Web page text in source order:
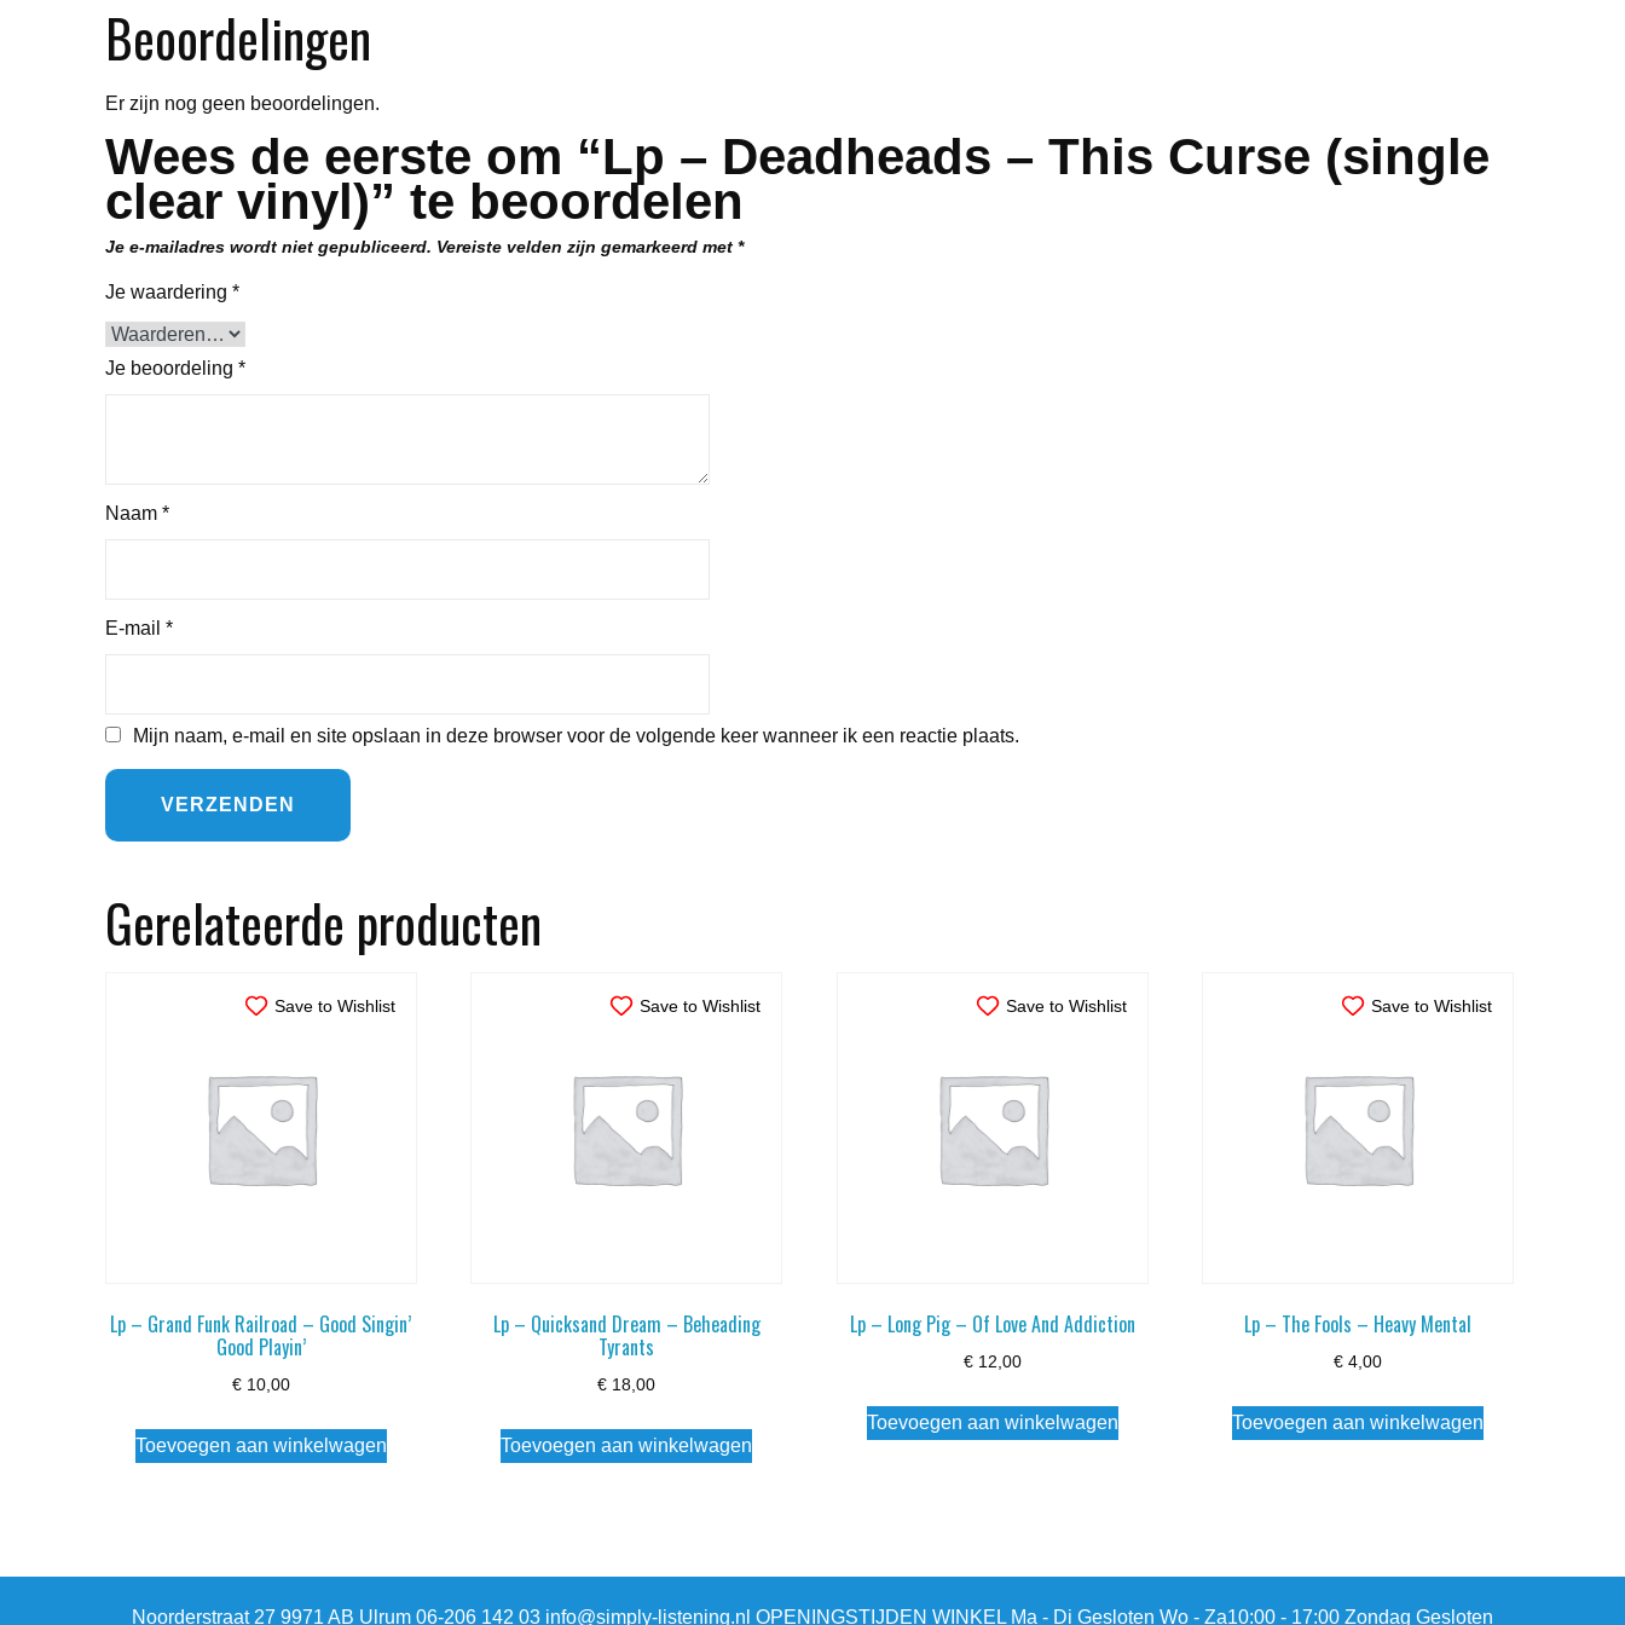
Beoordelingen
Er zijn nog geen beoordelingen.
Wees de eerste om “Lp – Deadheads – This Curse (single
clear vinyl)” te beoordelen
Je e-mailadres wordt niet gepubliceerd. Vereiste velden zijn gemarkeerd met *
Je waardering *
Je beoordeling *
Naam *
E-mail *
Mijn naam, e-mail en site opslaan in deze browser voor de volgende keer wanneer ik een reactie plaats.
Gerelateerde producten
Save to Wishlist
Lp – Grand Funk Railroad – Good Singin’
Good Playin’
€10,00
Toevoegen aan winkelwagen
Save to Wishlist
Lp – Quicksand Dream – Beheading
Tyrants
€ 18,00
Toevoegen aan winkelwagen
Save to Wishlist
Lp – Long Pig – Of Love And Addiction
€12,00
Toevoegen aan winkelwagen
Save to Wishlist
Lp – The Fools – Heavy Mental
€ 4,00
Toevoegen aan winkelwagen
Noorderstraat 27 9971 AB Ulrum 06-206 142 03 info@simply-listening.nl OPENINGSTIJDEN WINKEL Ma - Di Gesloten Wo - Za10:00 - 17:00 Zondag Gesloten